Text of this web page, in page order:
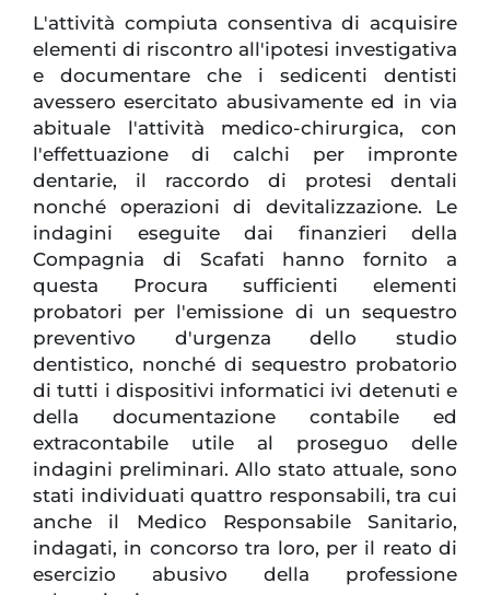
L'attività compiuta consentiva di acquisire
elementi di riscontro all'ipotesi investigativa
e documentare che i sedicenti dentisti
avessero esercitato abusivamente ed in via
abituale l'attività medico-chirurgica, con
l'effettuazione di calchi per impronte
dentarie, il raccordo di protesi dentali
nonché operazioni di devitalizzazione. Le
indagini eseguite dai finanzieri della
Compagnia di Scafati hanno fornito a
questa Procura sufficienti elementi
probatori per l'emissione di un sequestro
preventivo d'urgenza dello studio
dentistico, nonché di sequestro probatorio
di tutti i dispositivi informatici ivi detenuti e
della documentazione contabile ed
extracontabile utile al proseguo delle
indagini preliminari. Allo stato attuale, sono
stati individuati quattro responsabili, tra cui
anche il Medico Responsabile Sanitario,
indagati, in concorso tra loro, per il reato di
esercizio abusivo della professione